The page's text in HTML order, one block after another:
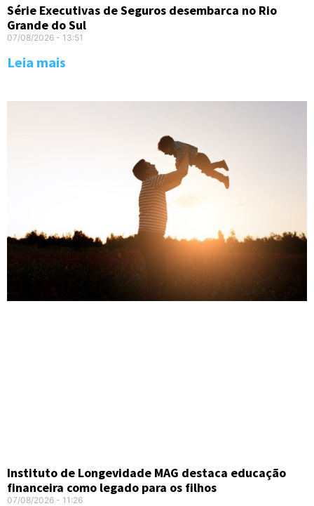
Série Executivas de Seguros desembarca no Rio
Grande do Sul
07/08/2026 13:51
Leia mais
Instituto de Longevidade MAG destaca educação
financeira como legado para os filhos
07/08/2026 11:26